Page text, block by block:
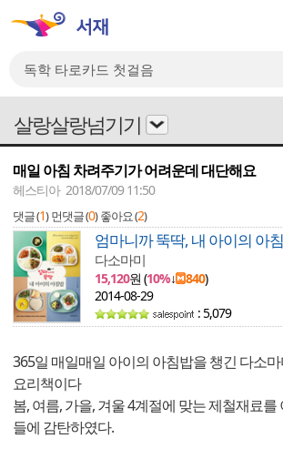
살랑살랑넘기기
매일 아침 차려주기가 어려운데 대단해요
헤스티아 2018/07/09 11:50
댓글 (1) 먼댓글 (0) 좋아요 (2)
엄마니까 뚝딱, 내 아이의 아
다소마미
15,120원 (10%↓ 840)
2014-08-29
: 5,079
365일 매일매일 아이의 아침밥을 챙긴 다소
요리책이다
봄, 여름, 가을, 겨울 4계절에 맞는 제철재료
들에 감탄하였다.